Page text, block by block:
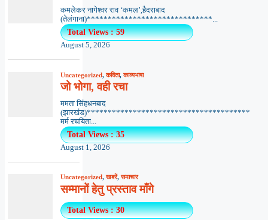
कमलेकर नागेश्वर राव ‘कमल’,हैदराबाद
(तेलंगाना)******************************...
Total Views : 59
August 5, 2026
Uncategorized,कविता,काव्यभाषा
जो भोगा, वही रचा
ममता सिंहधनबाद
(झारखंड)***************************************
मर्म रचयिता...
Total Views : 35
August 1, 2026
Uncategorized,खबरें,समाचार
सम्मानों हेतु प्रस्ताव माँगे
Total Views : 30